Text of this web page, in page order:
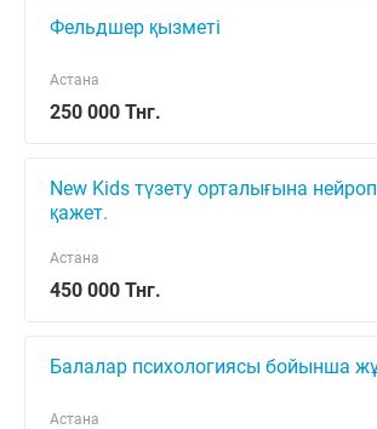
Фельдшер қызметі
250 000 Тнг.
Астана
New Kids түзету орталығына
қажет.
450 000 Тнг.
Астана
Балалар психологиясы бойынша
Астана